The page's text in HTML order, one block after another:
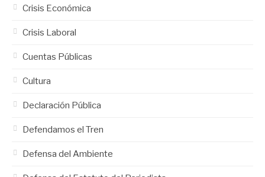
Crisis Económica
Crisis Laboral
Cuentas Públicas
Cultura
Declaración Pública
Defendamos el Tren
Defensa del Ambiente